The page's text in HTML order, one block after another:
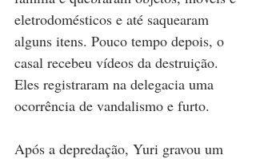
eletrodomésticos e até saquearam
alguns itens. Pouco tempo depois, o
casal recebeu vídeos da destruição.
Eles registraram na delegacia uma
ocorrência de vandalismo e furto.
Após a depredação, Yuri gravou um